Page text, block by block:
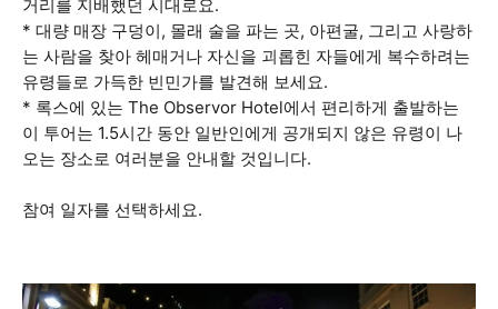
거리를 지배했던 시대로요.
* 대량 매장 구덩이, 몰래 술을 파는 곳, 아편굴, 그리고 사랑하
는 사람을 찾아 헤매거나 자신을 괴롭힌 자들에게 복수하려는
유령들로 가득한 빈민가를 발견해 보세요.
* 록스에 있는 The Observor Hotel에서 편리하게 출발하는
이 투어는 1.5시간 동안 일반인에게 공개되지 않은 유령이 나
오는 장소로 여러분을 안내할 것입니다.
참여 일자를 선택하세요.